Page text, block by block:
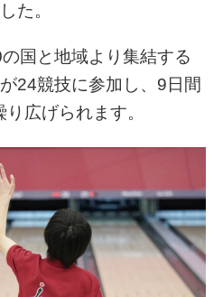
た。
国と地域より集結する
24競技に参加し、9日間
広げられます。